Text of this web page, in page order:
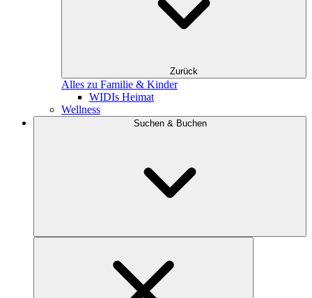
Zurück
Alles zu Familie & Kinder
WIDIs Heimat
Wellness
Suchen & Buchen